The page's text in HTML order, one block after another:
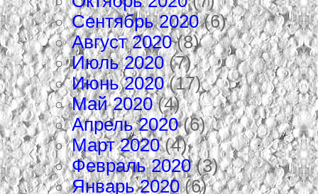
Сентябрь 2020(6)
Август 2020(8)
Июль 2020(7)
Июнь 2020(17)
Май 2020(4)
Апрель 2020(6)
Март 2020(4)
Февраль 2020(3)
Январь 2020(6)